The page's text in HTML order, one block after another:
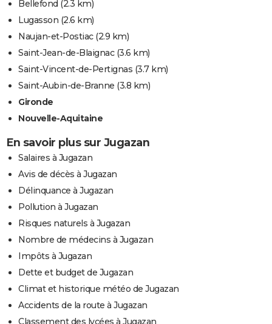
Bellefond (2.3 km)
Lugasson (2.6 km)
Naujan-et-Postiac(2.9 km)
Saint-Jean-de-Blaignac(3.6 km)
Saint-Vincent-de-Pertignas (3.7 km)
Saint-Aubin-de-Branne (3.8 km)
Gironde
Nouvelle-Aquitaine
En savoir plus sur Jugazan
Salaires à Jugazan
Avis de décès à Jugazan
Délinquance à Jugazan
Pollution à Jugazan
Risques naturels à Jugazan
Nombre de médecins à Jugazan
Impôts à Jugazan
Dette et budget de Jugazan
Climat et historique météo de Jugazan
Accidents de la route à Jugazan
Classement des lycées à Jugazan